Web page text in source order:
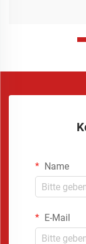
Name
E-Mail